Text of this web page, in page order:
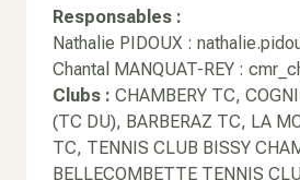
Responsables :
Nathalie PIDOUX :
Chantal MANQUAT-REY :
Clubs : CHAMBERY TC,
(TC DU), BARBERAZ TC, LA
TC, TENNIS CLUB BISSY
BELLECOMBETTE TENNIS